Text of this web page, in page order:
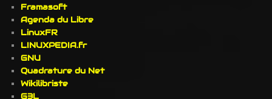
Framasoft
Agenda du Libre
LinuxFR
LINUXPEDIA.fr
GNU
Quadrature du Net
Wikilibriste
G3L